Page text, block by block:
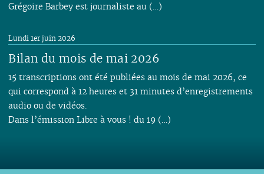
Grégoire Barbey est journaliste au (…)
Bilan du mois de mai 2026
Lundi 1er juin 2026
15 transcriptions ont été publiées au mois de mai 2026, ce
qui correspond à 12 heures et 31 minutes d’enregistrements
audio ou de vidéos.
Dans l’émission Libre à vous ! du 19 (…)